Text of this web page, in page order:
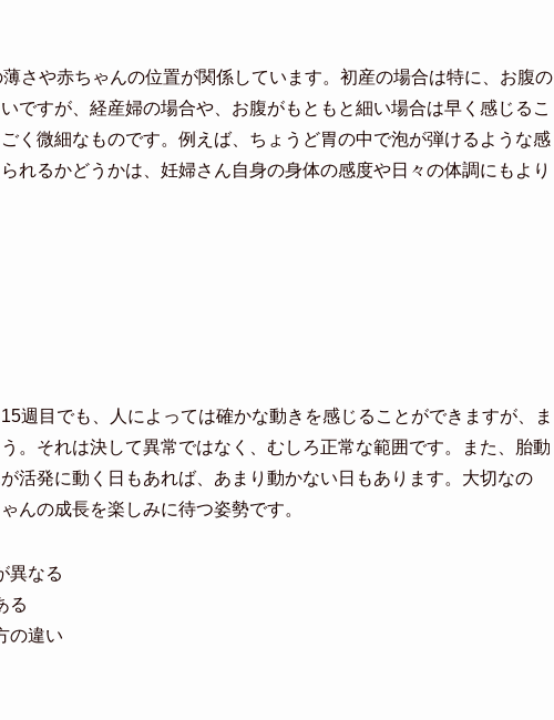
さや赤ちゃんの位置が関係しています。初産の場合は特に、お腹の
ですが、経産婦の場合や、お腹がもともと細い場合は早く感じるこ
く微細なものです。例えば、ちょうど胃の中で泡が弾けるような感
れるかどうかは、妊婦さん自身の身体の感度や日々の体調にもより
週目でも、人によっては確かな動きを感じることができますが、ま
。それは決して異常ではなく、むしろ正常な範囲です。また、胎動
活発に動く日もあれば、あまり動かない日もあります。大切なの
んの成長を楽しみに待つ姿勢です。
異なる
る
の違い